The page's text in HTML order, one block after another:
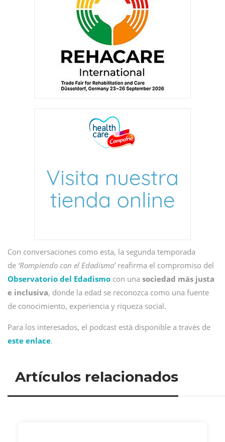
Con conversaciones como esta, la segunda temporada
de ‘Rompiendo con el Edadismo’reafirma el compromiso del
Observatorio del Edadismo con una sociedad más justa
e inclusiva, donde la edad se reconozca como una fuente
de conocimiento, experiencia y riqueza social.
Para los interesados, el podcast está disponible a través de
este enlace.
Artículos relacionados